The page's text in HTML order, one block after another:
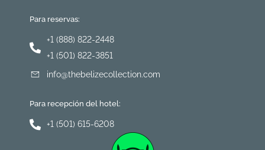
Para reservas:
+1 (888) 822-2448
+1 (501) 822-3851
info@thebelizecollection.com
Para recepción del hotel:
+1 (501) 615-6208